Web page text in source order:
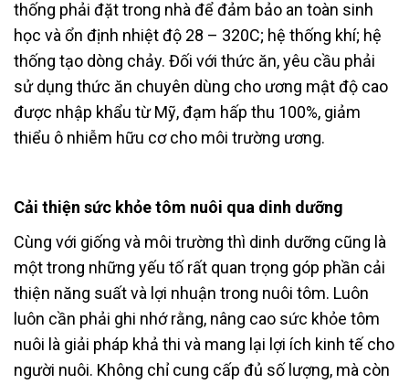
thống phải đặt trong nhà để đảm bảo an toàn sinh
học và ổn định nhiệt độ 28 – 320C; hệ thống khí; hệ
thống tạo dòng chảy. Đối với thức ăn, yêu cầu phải
sử dụng thức ăn chuyên dùng cho ương mật độ cao
được nhập khẩu từ Mỹ, đạm hấp thu 100%, giảm
thiểu ô nhiễm hữu cơ cho môi trường ương.
Cải thiện sức khỏe tôm nuôi qua dinh dưỡng
Cùng với giống và môi trường thì dinh dưỡng cũng là
một trong những yếu tố rất quan trọng góp phần cải
thiện năng suất và lợi nhuận trong nuôi tôm. Luôn
luôn cần phải ghi nhớ rằng, nâng cao sức khỏe tôm
nuôi là giải pháp khả thi và mang lại lợi ích kinh tế cho
người nuôi. Không chỉ cung cấp đủ số lượng, mà còn